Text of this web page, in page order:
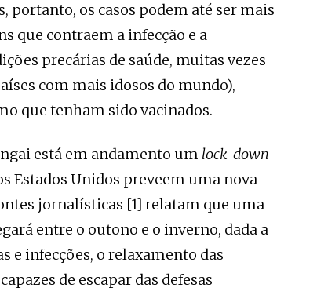
portanto, os casos podem até ser mais
que contraem a infecção e a
precárias de saúde, muitas vezes
com mais idosos do mundo),
que tenham sido vacinados.
está em andamento um lock-down
Estados Unidos preveem uma nova
jornalísticas [1] relatam que uma
entre o outono e o inverno, dada a
e infecções, o relaxamento das
de escapar das defesas